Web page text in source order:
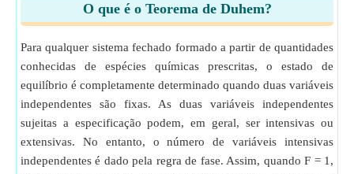
O que é o Teorema de Duhem?
Para qualquer sistema fechado formado a partir de quantidades
conhecidas de espécies químicas prescritas, o estado de
equilíbrio é completamente determinado quando duas variáveis
independentes são fixas. As duas variáveis independentes
sujeitas a especificação podem, em geral, ser intensivas ou
extensivas. No entanto, o número de variáveis intensivas
independentes é dado pela regra de fase. Assim, quando F = 1,